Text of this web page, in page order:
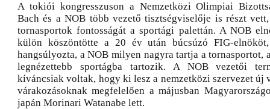
A tokiói kongresszuson a Nemzetközi Olimpiai
Bach és a NOB több vezető tisztségviselője is részt
tornasportok fontosságát a sportági palettán. A NOB
külön köszöntötte a 20 év után búcsúzó FIG-
hangsúlyozta, a NOB milyen nagyra tartja a tornasportot,
legnézettebb sportágba tartozik. A NOB vezetői
kíváncsiak voltak, hogy ki lesz a nemzetközi szervezet új
várakozásoknak megfelelően a májusban
japán Morinari Watanabe lett.